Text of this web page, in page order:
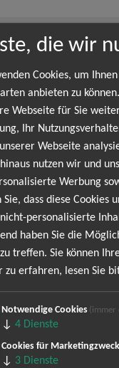
vor Weihnachten
so gut anlief
Berlin und in die
zu werden. Z.B.:
werden an diesem
Music Hall in Berlin
Genau das
sich jetzt Ihre Tickets
keine
die wir
Cookies, um
anbieten zu können.
Webseite für Sie
Ihr
Webseite
nutzen wir und
Werbung
Sie, dass diese
personalisierte
haben Sie die
treffen. Sie können
zu erfahren, lesen Sie
Notwendige Cookies (immer
↓ 4 Dienste
Cookies für
↓ 3 Dienste